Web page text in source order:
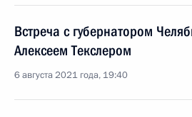
Встреча с губернатором
Алексеем Текслером
6 августа 2021 года, 19:40